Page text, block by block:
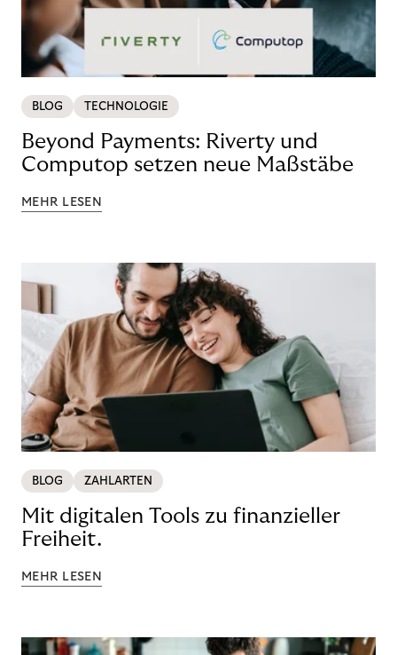
BLOG TECHNOLOGIE
Beyond Payments: Riverty und
Computop setzen neue Maßstäbe
MEHR LESEN
BLOG ZAHLARTEN
Mit digitalen Tools zu finanzieller
Freiheit.
MEHR LESEN